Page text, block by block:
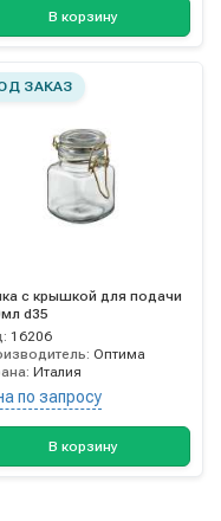
В корзину
ЗАКАЗ
с крышкой для подачи
d35
16206
Оптима
Италия
по запросу
В корзину